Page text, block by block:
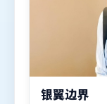
银翼边界